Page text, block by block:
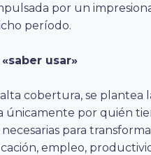
por un
período.
usar»
cobertura, se plantea
únicamente por quién
para
empleo,